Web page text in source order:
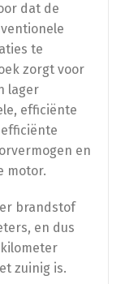
snelheid)
snelheid)
dat de
te
zorgt voor
lager
efficiënte
en
motor.
brandstof
en dus
zuinig is.